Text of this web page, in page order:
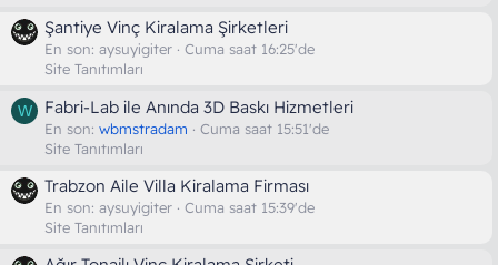
Şantiye Vinç Kiralama Şirketleri
En son: aysuyigiter
Cuma saat 16:25'de
Site Tanıtımları
W Fabri-Lab ile Anında 3D Baskı Hizmetleri
En son: wbmstradam
Cuma saat 15:51'de
Site Tanıtımları
Trabzon Aile Villa Kiralama Firması
En son: aysuyigiter
Cuma saat 15:39'de
Site Tanıtımları